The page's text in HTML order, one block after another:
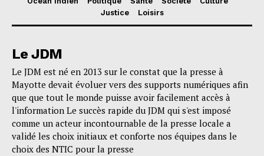
Justice
Loisirs
Le JDM
Le JDM est né en 2013 sur le constat que la presse à
Mayotte devait évoluer vers des supports numériques afin
que que tout le monde puisse avoir facilement accès à
l'information Le succès rapide du JDM qui s'est imposé
comme un acteur incontournable de la presse locale a
validé les choix initiaux et conforte nos équipes dans le
choix des NTIC pour la presse